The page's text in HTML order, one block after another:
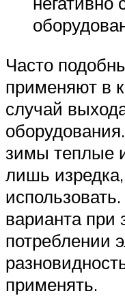
Часто
применяют в
случай
зимы теплые
лишь
варианта при
потреблении
применять.